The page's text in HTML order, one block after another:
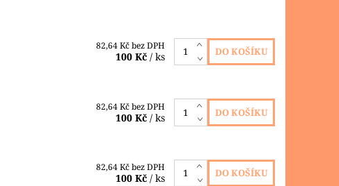
82,64 Kč bez DPH
100 Kč / ks
82,64 Kč bez DPH
100 Kč / ks
82,64 Kč bez DPH
100 Kč / ks